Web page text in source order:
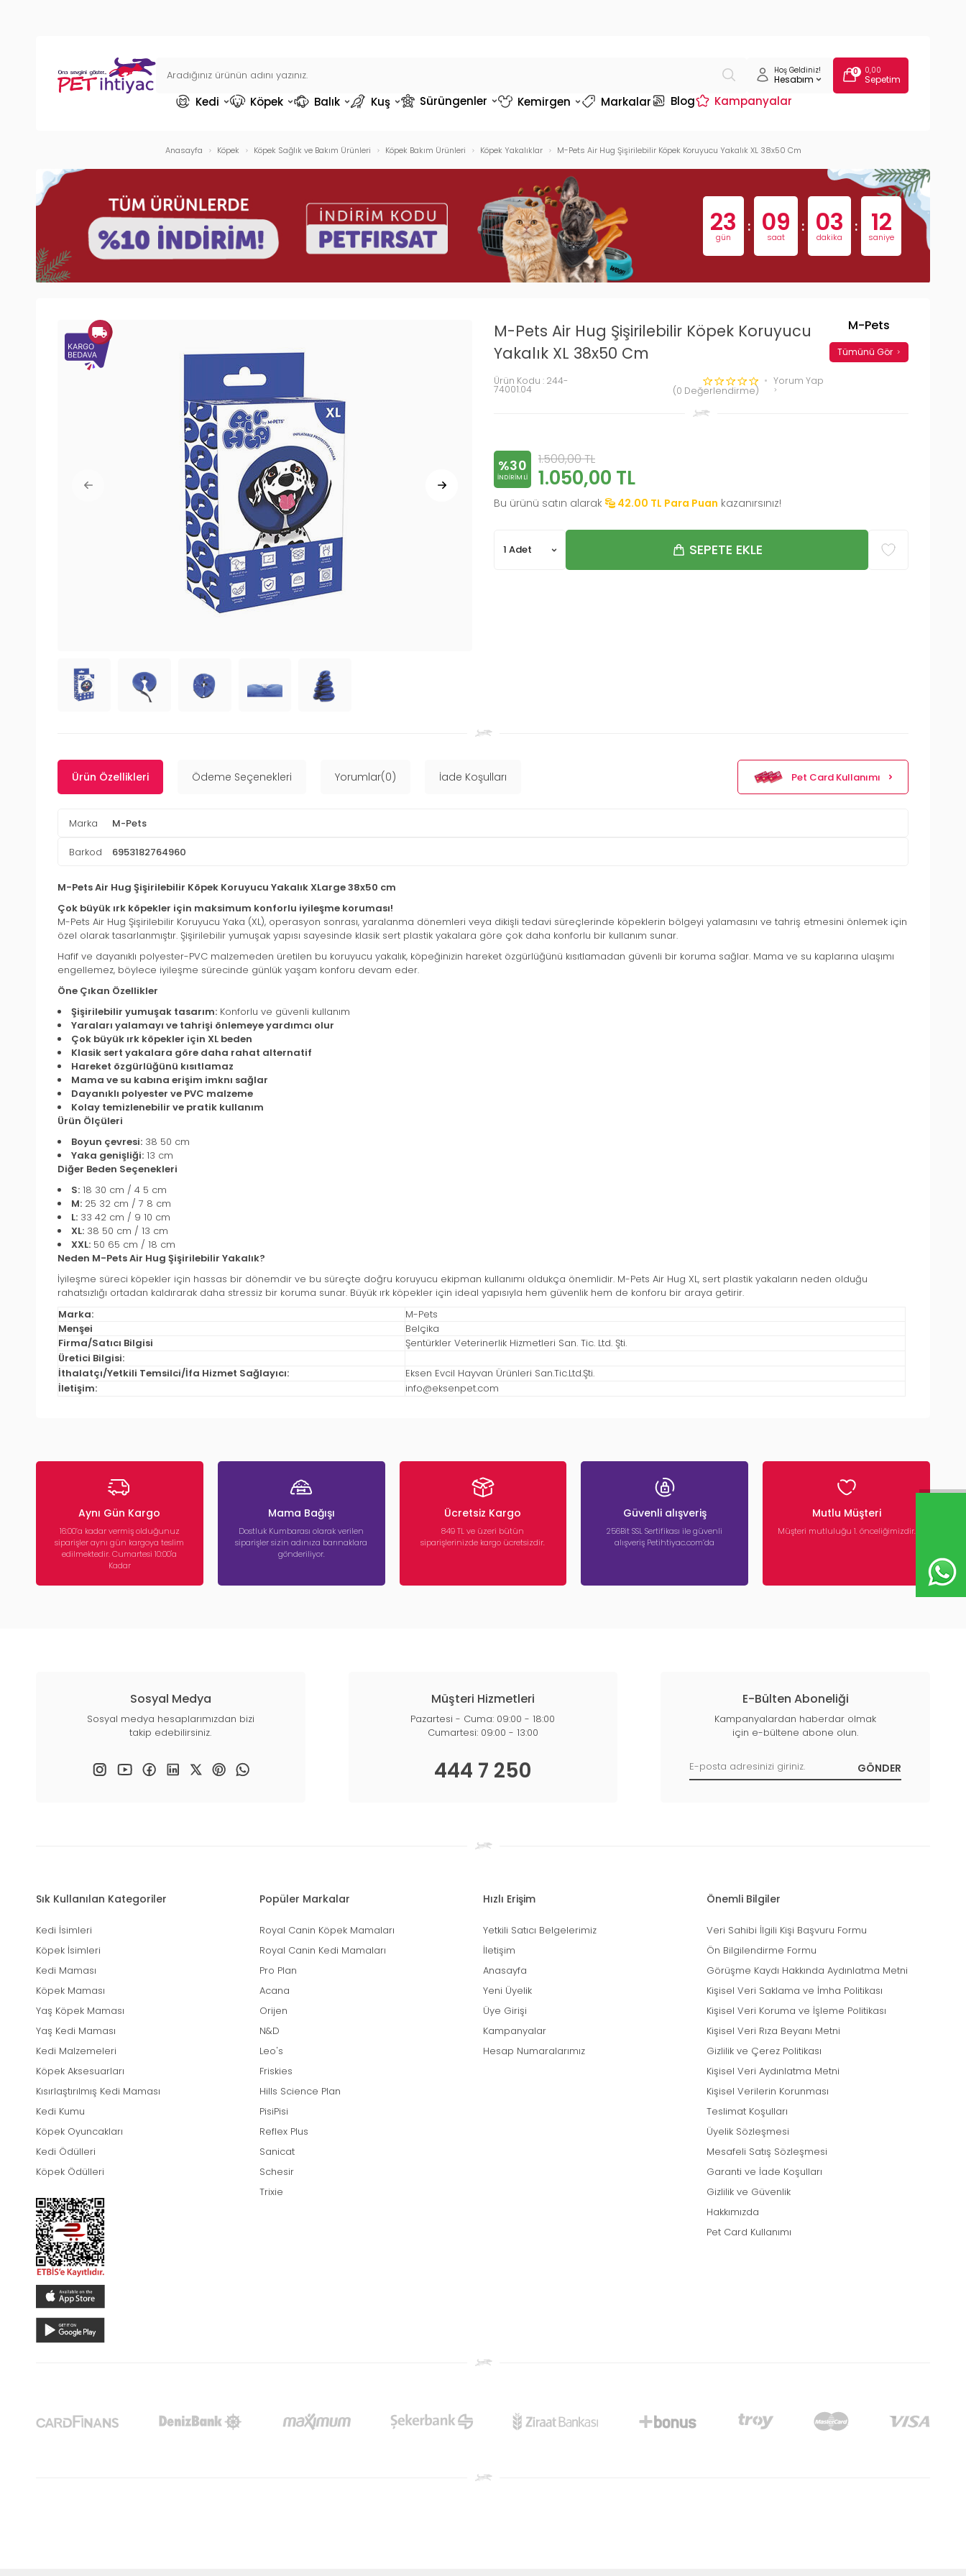
Hoş Geldiniz!
Hesabım
0 0,00
Sepetim
Kedi Köpek Balık Kuş Sürüngenler Kemirgen Markalar Blog Kampanyalar
Anasayfa Köpek Köpek Sağlık ve Bakım Ürünleri Köpek Bakım Ürünleri Köpek Yakalıklar M-Pets Air Hug Şişirilebilir Köpek Koruyucu Yakalık XL 38x50 Cm
23
gün
: 09
saat
: 03
dakika
: 11
saniye
M-Pets Air Hug Şişirilebilir Köpek Koruyucu
Yakalık XL 38x50 Cm
Ürün Kodu : 244-
74001.04 (0 Değerlendirme)
Yorum Yap
M-Pets
Tümünü Gör
%30
INDIRIMLI
1.500,00TL
1.050,00 TL
Bu ürünü satın alarak 42.00 TL Para Puan kazanırsınız!
SEPETE EKLE
Ürün Özellikleri Ödeme Seçenekleri Yorumlar(0) İade Koşulları Pet Card Kullanımı
Marka M-Pets
Barkod 6953182764960
M-Pets Air Hug Şişirilebilir Köpek Koruyucu Yakalık XLarge 38x50 cm
Çok büyük ırk köpekler için maksimum konforlu iyileşme koruması!
M-Pets Air Hug Şişirilebilir Koruyucu Yaka (XL), operasyon sonrası, yaralanma dönemleri veya dikişli tedavi süreçlerinde köpeklerin bölgeyi yalamasını ve tahriş etmesini önlemek için
özel olarak tasarlanmıştır. Şişirilebilir yumuşak yapısı sayesinde klasik sert plastik yakalara göre çok daha konforlu bir kullanım sunar.
Hafif ve dayanıklı polyester-PVC malzemeden üretilen bu koruyucu yakalık, köpeğinizin hareket özgürlüğünü kısıtlamadan güvenli bir koruma sağlar. Mama ve su kaplarına ulaşımı
engellemez, böylece iyileşme sürecinde günlük yaşam konforu devam eder.
Öne Çıkan Özellikler
Şişirilebilir yumuşak tasarım: Konforlu ve güvenli kullanım
Yaraları yalamayı ve tahrişi önlemeye yardımcı olur
Çok büyük ırk köpekler için XL beden
Klasik sert yakalara göre daha rahat alternatif
Hareket özgürlüğünü kısıtlamaz
Mama ve su kabına erişim imknı sağlar
Dayanıklı polyester ve PVC malzeme
Kolay temizlenebilir ve pratik kullanım
Ürün Ölçüleri
Boyun çevresi: 38 50 cm
Yaka genişliği: 13 cm
Diğer Beden Seçenekleri
S: 18 30 cm / 4 5 cm
M: 25 32 cm / 7 8 cm
L: 33 42 cm / 9 10 cm
XL: 38 50 cm / 13 cm
XXL: 50 65 cm / 18 cm
Neden M-Pets Air Hug Şişirilebilir Yakalık?
İyileşme süreci köpekler için hassas bir dönemdir ve bu süreçte doğru koruyucu ekipman kullanımı oldukça önemlidir. M-Pets Air Hug XL, sert plastik yakaların neden olduğu
rahatsızlığı ortadan kaldırarak daha stressiz bir koruma sunar. Büyük ırk köpekler için ideal yapısıyla hem güvenlik hem de konforu bir araya getirir.
Marka:
M-Pets
Menşei
Belçika
Firma/Satıcı Bilgisi
Şentürkler Veterinerlik Hizmetleri San. Tic. Ltd. Şti.
Üretici Bilgisi:
İthalatçı/Yetkili Temsilci/İfa Hizmet Sağlayıcı:
Eksen Evcil Hayvan Ürünleri San.Tic.Ltd.Şti.
İletişim:
info@eksenpet.com
Aynı Gün Kargo
16:00’a kadar vermiş olduğunuz
siparişler aynı gün kargoya teslim
edilmektedir. Cumartesi 10:00'a
Kadar
Mama Bağışı
Dostluk Kumbarası olarak verilen
siparişler sizin adınıza barınaklara
gönderiliyor.
Ücretsiz Kargo
849 TL ve üzeri bütün
siparişlerinizde kargo ücretsizdir.
Güvenli alışveriş
256Bit SSL Sertifikası ile güvenli
alışveriş Petihtiyac.com’da
Mutlu Müşteri
Müşteri mutluluğu 1. önceliğimizdir.
Sosyal Medya
Sosyal medya hesaplarımızdan bizi
takip edebilirsiniz.
Müşteri Hizmetleri
Pazartesi - Cuma: 09:00 - 18:00
Cumartesi: 09:00 - 13:00
444 7 250
E-Bülten Aboneliği
Kampanyalardan haberdar olmak
için e-bültene abone olun.
Sık Kullanılan Kategoriler
Kedi İsimleri
Köpek İsimleri
Kedi Maması
Köpek Maması
Yaş Köpek Maması
Yaş Kedi Maması
Kedi Malzemeleri
Köpek Aksesuarları
Kısırlaştırılmış Kedi Maması
Kedi Kumu
Köpek Oyuncakları
Kedi Ödülleri
Köpek Ödülleri
Popüler Markalar
Royal Canin Köpek Mamaları
Royal Canin Kedi Mamaları
Pro Plan
Acana
Orijen
N&D
Leo's
Friskies
Hills Science Plan
PisiPisi
Reflex Plus
Sanicat
Schesir
Trixie
Hızlı Erişim
Yetkili Satıcı Belgelerimiz
İletişim
Anasayfa
Yeni Üyelik
Üye Girişi
Kampanyalar
Hesap Numaralarımız
Önemli Bilgiler
Veri Sahibi İlgili Kişi Başvuru Formu
Ön Bilgilendirme Formu
Görüşme Kaydı Hakkında Aydınlatma Metni
Kişisel Veri Saklama ve İmha Politikası
Kişisel Veri Koruma ve İşleme Politikası
Kişisel Veri Rıza Beyanı Metni
Gizlilik ve Çerez Politikası
Kişisel Veri Aydınlatma Metni
Kişisel Verilerin Korunması
Teslimat Koşulları
Üyelik Sözleşmesi
Mesafeli Satış Sözleşmesi
Garanti ve İade Koşulları
Gizlilik ve Güvenlik
Hakkımızda
Pet Card Kullanımı